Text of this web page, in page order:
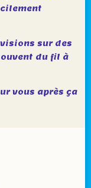
sur des
du fil à
vous après ça